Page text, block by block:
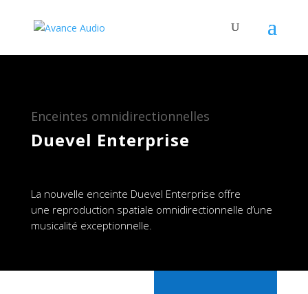
Enceintes omnidirectionnelles
Duevel Enterprise
La nouvelle enceinte Duevel Enterprise offre
une reproduction spatiale omnidirectionnelle d’une
musicalité exceptionnelle.